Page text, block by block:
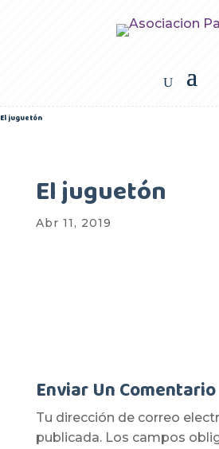
El juguetón
El juguetón
Abr 11, 2019
Enviar Un Comentario
Tu dirección de correo
publicada. Los campos